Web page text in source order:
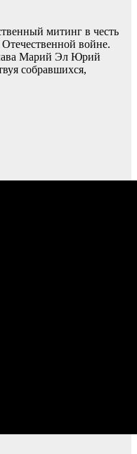
митинг в честь
войне.
Марий Эл Юрий
собравшихся,